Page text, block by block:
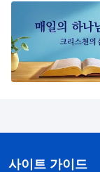
사이트 가이드